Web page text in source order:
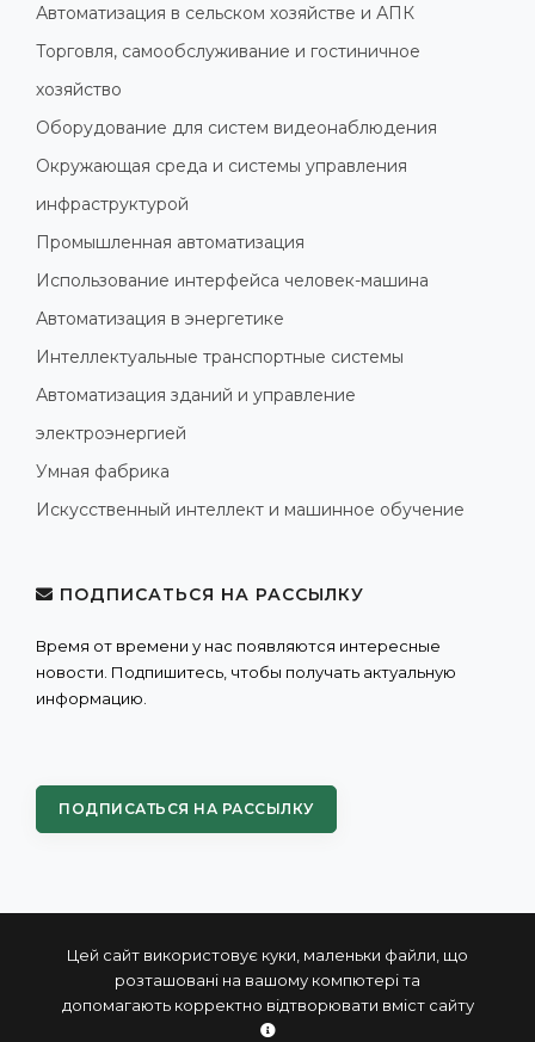
Цей сайт використовує куки, маленьки файли, що
розташовані на вашому компютері та
допомагають корректно відтворювати вміст сайту
Автоматизация в сельском хозяйстве и АПК
Торговля, самообслуживание и гостиничное
хозяйство
Оборудование для систем видеонаблюдения
Окружающая среда и системы управления
инфраструктурой
Промышленная автоматизация
Использование интерфейса человек-машина
Автоматизация в энергетике
Интеллектуальные транспортные системы
Автоматизация зданий и управление
электроэнергией
Умная фабрика
Искусственный интеллект и машинное обучение
ПОДПИСАТЬСЯ НА РАССЫЛКУ
Время от времени у нас появляются интересные
новости. Подпишитесь, чтобы получать актуальную
информацию.
ПОДПИСАТЬСЯ НА РАССЫЛКУ
© 2004 - 2026 ПРОКСИС™ - промышленные компьютеры